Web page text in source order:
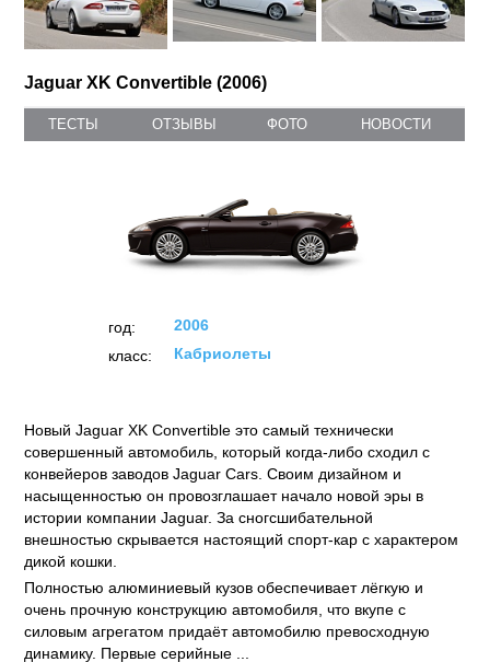
Jaguar XK Convertible (2006)
ТЕСТЫ ОТЗЫВЫ ФОТО НОВОСТИ
год:
2006
класс:
Кабриолеты
Новый Jaguar XK Convertible это самый технически
совершенный автомобиль, который когда-либо сходил с
конвейеров заводов Jaguar Cars. Своим дизайном и
насыщенностью он провозглашает начало новой эры в
истории компании Jaguar. За сногсшибательной
внешностью скрывается настоящий спорт-кар с характером
дикой кошки.
Полностью алюминиевый кузов обеспечивает лёгкую и
очень прочную конструкцию автомобиля, что вкупе с
силовым агрегатом придаёт автомобилю превосходную
динамику. Первые серийные ...